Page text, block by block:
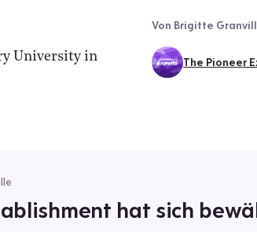
University in
Von Brigitte
The Pioneer
hat sich